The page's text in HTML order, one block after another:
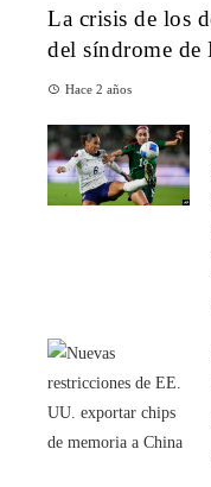
La crisis de los
del síndrome de
Hace 2 años